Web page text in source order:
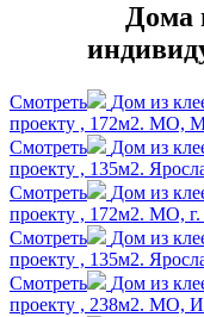
Дома
Смотреть
Дом из
проекту , 172м2. МО,
Смотреть
Дом из
проекту , 135м2.
Смотреть
Дом из
проекту , 172м2. МО,
Смотреть
Дом из
проекту , 135м2.
Смотреть
Дом из
проекту , 238м2. МО,